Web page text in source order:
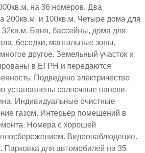
на 36 номеров. Два
200кв.м. и 100кв.м. Четыре дома для
Баня, бассейны, дома для
беседки, мангальные зоны,
другое. Земельный участок и
в ЕГРН и передаются
Подведено электричество
установлены солнечные панели.
Индивидуальные очистные
газом. Интерьер помещений в
Номера с хорошей
Видеонаблюдение.
Парковка для автомобилей на 35